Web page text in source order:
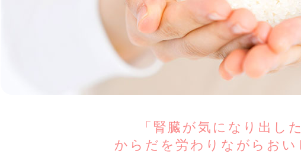
「腎臓が気になり出し
からだを労わりながらおい